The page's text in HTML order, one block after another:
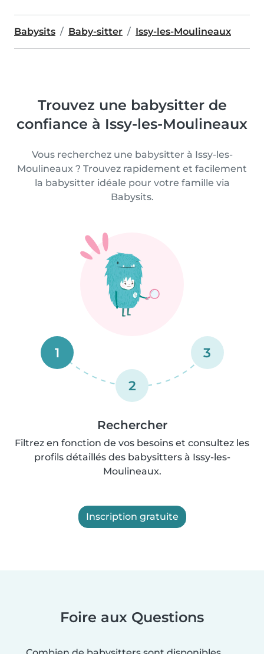
Babysits Baby-sitter Issy-les-Moulineaux
Trouvez une babysitter de
confiance à Issy-les-Moulineaux
Vous recherchez une babysitter à Issy-les-
Moulineaux ? Trouvez rapidement et facilement
la babysitter idéale pour votre famille via
Babysits.
1
2
3
Rechercher
Filtrez en fonction de vos besoins et consultez les
profils détaillés des babysitters à Issy-les-
Moulineaux.
Inscription gratuite
Foire aux Questions